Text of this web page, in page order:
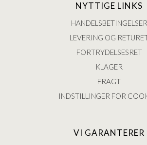
NYTTIGE LINKS
HANDELSBETINGELSER
LEVERING OG
FORTRYDELSESRET
KLAGER
FRAGT
INDSTILLINGER FOR
VI GARANTERER